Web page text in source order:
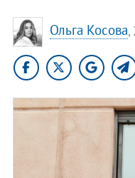
Ольга Косова,